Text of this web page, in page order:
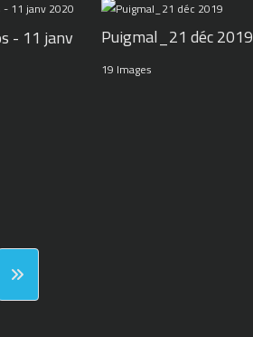
- 11 janv
Puigmal_21 déc 2019
19 Images